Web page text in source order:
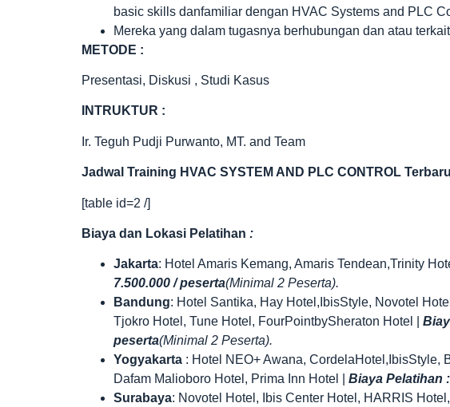
basic skills danfamiliar dengan HVAC Systems and PLC
Mereka yang dalam tugasnya berhubungan dan atau
METODE :
Presentasi, Diskusi , Studi Kasus
INTRUKTUR :
Ir. Teguh Pudji Purwanto, MT. and Team
Jadwal Training HVAC SYSTEM AND PLC CONTROL
[table id=2 /]
Biaya dan Lokasi Pelatihan :
Jakarta: Hotel Amaris Kemang, Amaris Tendean,Trinity
7.500.000 / peserta(Minimal 2 Peserta).
Bandung: Hotel Santika, Hay Hotel,IbisStyle, Novotel
Tjokro Hotel, Tune Hotel, FourPointbySheraton Hotel |
peserta(Minimal 2 Peserta).
Yogyakarta : Hotel NEO+ Awana, CordelaHotel,IbisStyle,
Dafam Malioboro Hotel, Prima Inn Hotel | Biaya Pelatihan
Surabaya: Novotel Hotel, Ibis Center Hotel, HARRIS